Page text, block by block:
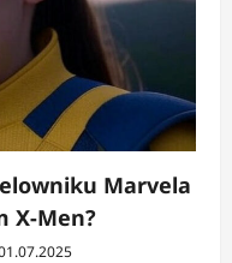
Marvela
X-Men?